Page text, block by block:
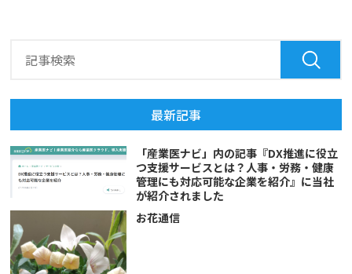
最新記事
「産業医ナビ」内の記事『DX推進に役立
つ支援サービスとは？人事・労務・健康
管理にも対応可能な企業を紹介』に当社
が紹介されました
お花通信